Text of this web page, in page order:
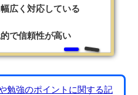
広く対応している
で信頼性が高い
勉強のポイントに関する記